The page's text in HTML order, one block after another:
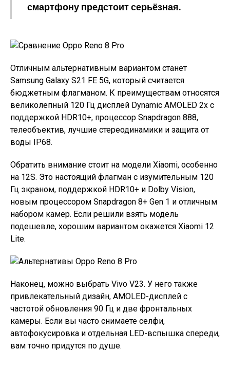
смартфону предстоит серьёзная.
Отличным альтернативным вариантом станет
Samsung Galaxy S21 FE 5G, который считается
бюджетным флагманом. К преимуществам относятся
великолепный 120 Гц дисплей Dynamic AMOLED 2x с
поддержкой HDR10+, процессор Snapdragon 888,
телеобъектив, лучшие стереодинамики и защита от
воды IP68.
Обратить внимание стоит на модели Xiaomi, особенно
на 12S. Это настоящий флагман с изумительным 120
Гц экраном, поддержкой HDR10+ и Dolby Vision,
новым процессором Snapdragon 8+ Gen 1 и отличным
набором камер. Если решили взять модель
подешевле, хорошим вариантом окажется Xiaomi 12
Lite.
Наконец, можно выбрать Vivo V23. У него также
привлекательный дизайн, AMOLED-дисплей с
частотой обновления 90 Гц и две фронтальных
камеры. Если вы часто снимаете селфи,
автофокусировка и отдельная LED-вспышка спереди,
вам точно придутся по душе.